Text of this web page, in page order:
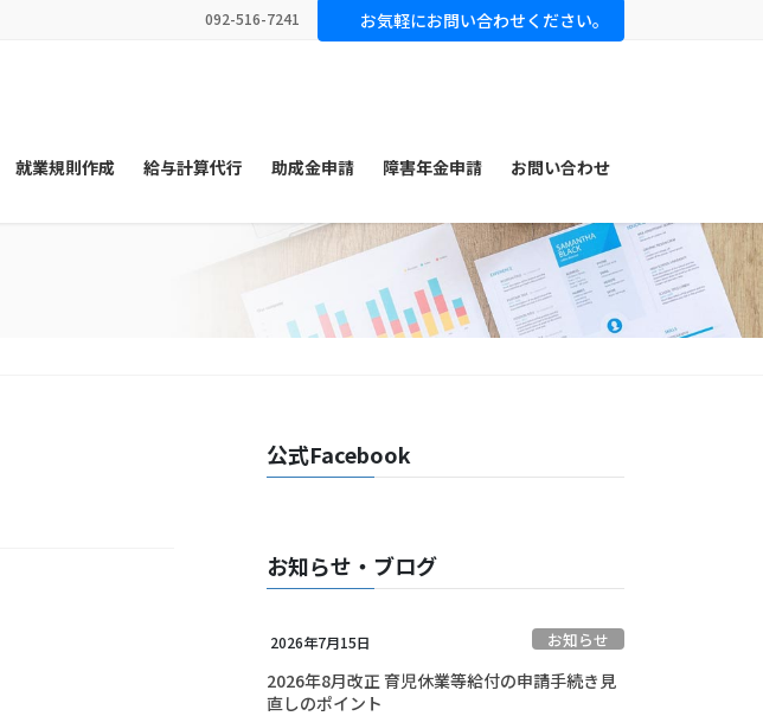
092-516-7241 お気軽にお問い合わせください。
就業規則作成 給与計算代行 助成金申請 障害年金申請 お問い合わせ
公式Facebook
お知らせ・ブログ
2026年7月15日 お知らせ
2026年8月改正 育児休業等給付の申請手続き見
直しのポイント